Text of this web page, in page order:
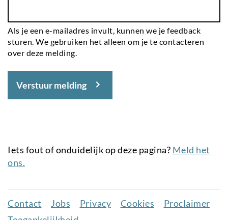
Als je een e-mailadres invult, kunnen we je feedback
sturen. We gebruiken het alleen om je te contacteren
over deze melding.
Verstuur melding
Iets fout of onduidelijk op deze pagina? Meld het
ons.
Juridisch
Contact Jobs Privacy Cookies
Proclaimer